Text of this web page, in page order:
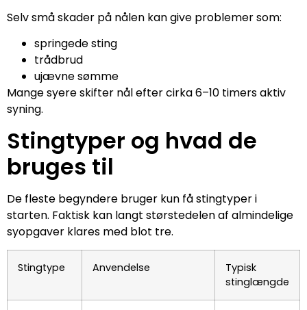
Selv små skader på nålen kan give problemer som:
springede sting
trådbrud
ujævne sømme
Mange syere skifter nål efter cirka 6–10 timers aktiv
syning.
Stingtyper og hvad de
bruges til
De fleste begyndere bruger kun få stingtyper i
starten. Faktisk kan langt størstedelen af almindelige
syopgaver klares med blot tre.
Stingtype Anvendelse
Typisk
stinglængde